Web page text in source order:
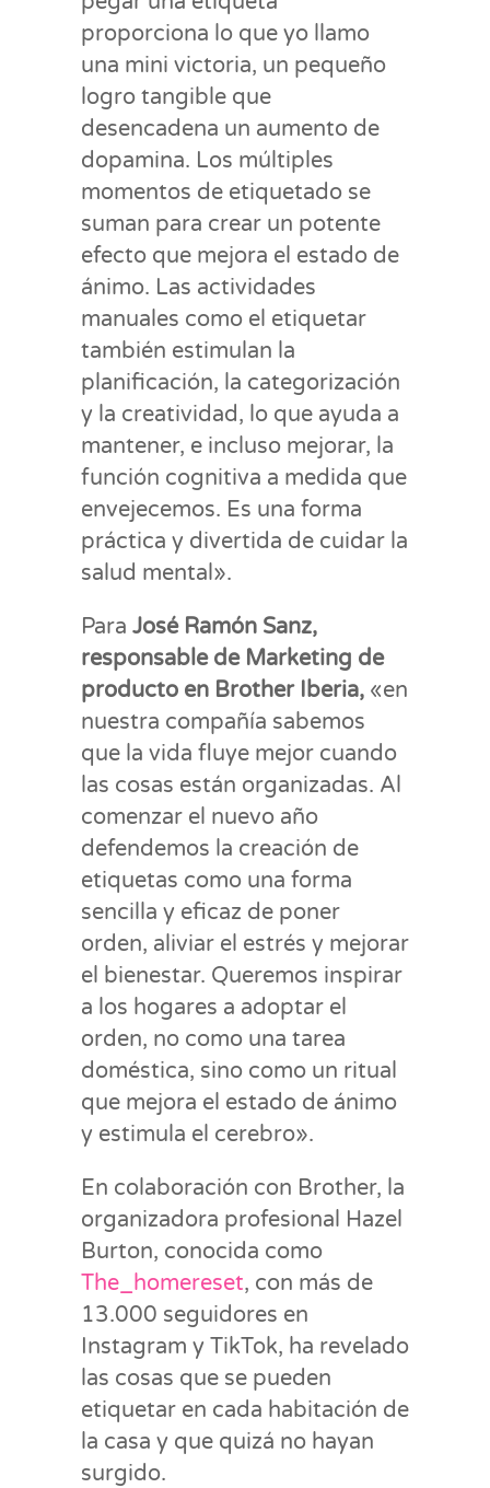
proporciona lo que yo llamo
una mini victoria, un pequeño
logro tangible que
desencadena un aumento de
dopamina. Los múltiples
momentos de etiquetado se
suman para crear un potente
efecto que mejora el estado de
ánimo. Las actividades
manuales como el etiquetar
también estimulan la
planificación, la categorización
y la creatividad, lo que ayuda a
mantener, e incluso mejorar, la
función cognitiva a medida que
envejecemos. Es una forma
práctica y divertida de cuidar la
salud mental».
Para José Ramón Sanz,
responsable de Marketing de
producto en Brother Iberia, «en
nuestra compañía sabemos
que la vida fluye mejor cuando
las cosas están organizadas. Al
comenzar el nuevo año
defendemos la creación de
etiquetas como una forma
sencilla y eficaz de poner
orden, aliviar el estrés y mejorar
el bienestar. Queremos inspirar
a los hogares a adoptar el
orden, no como una tarea
doméstica, sino como un ritual
que mejora el estado de ánimo
y estimula el cerebro».
En colaboración con Brother, la
organizadora profesional Hazel
Burton, conocida como
The_homereset, con más de
13.000 seguidores en
Instagram y TikTok, ha revelado
las cosas que se pueden
etiquetar en cada habitación de
la casa y que quizá no hayan
surgido.